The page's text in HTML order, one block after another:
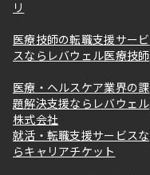
リ
医療技師の転職支援サービ
スならレバウェル医療技師
医療・ヘルスケア業界の課
題解決支援ならレバウェル
株式会社
就活・転職支援サービスな
らキャリアチケット